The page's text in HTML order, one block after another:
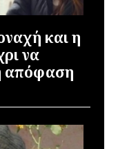
και η
να
απόφαση